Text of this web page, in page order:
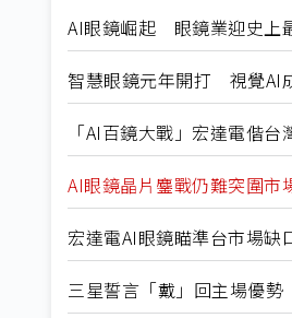
AI眼鏡崛起 眼鏡業迎史上
智慧眼鏡元年開打 視覺AI
「AI百鏡大戰」宏達電偕
AI眼鏡晶片鏖戰仍難突圍
宏達電AI眼鏡瞄準台市場
三星誓言「戴」回主場優